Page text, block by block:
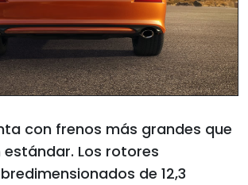
con frenos más grandes que
estándar. Los rotores
de 12,3